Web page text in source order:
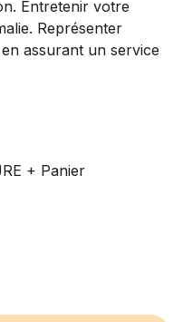
Entretenir votre
Représenter
assurant un service
+ Panier